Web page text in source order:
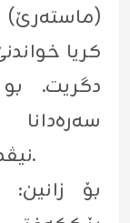
(ماستەرێ)
كریا
دگریت.
نیڤدەولەتی یێن زانكۆیا زاخۆ بكەن.
بۆ